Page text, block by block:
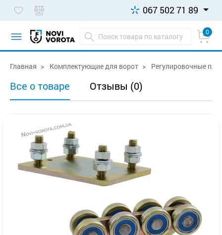
067 502 71 89
0
Главная Комплектующие для ворот Регулировочные
Все о товаре Отзывы (0)